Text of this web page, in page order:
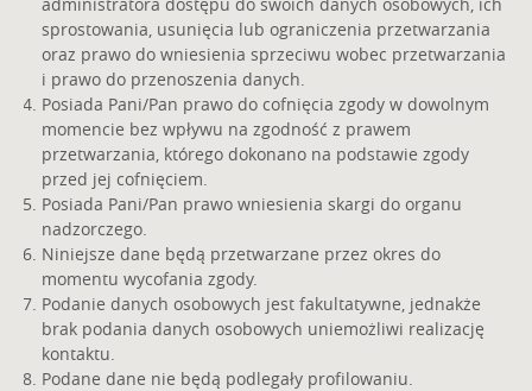
sprostowania, usunięcia lub ograniczenia przetwarzania
oraz prawo do wniesienia sprzeciwu wobec przetwarzania
i prawo do przenoszenia danych.
Posiada Pani/Pan prawo do cofnięcia zgody w dowolnym
momencie bez wpływu na zgodność z prawem
przetwarzania, którego dokonano na podstawie zgody
przed jej cofnięciem.
Posiada Pani/Pan prawo wniesienia skargi do organu
nadzorczego.
Niniejsze dane będą przetwarzane przez okres do
momentu wycofania zgody.
Podanie danych osobowych jest fakultatywne, jednakże
brak podania danych osobowych uniemożliwi realizację
kontaktu.
Podane dane nie będą podlegały profilowaniu.